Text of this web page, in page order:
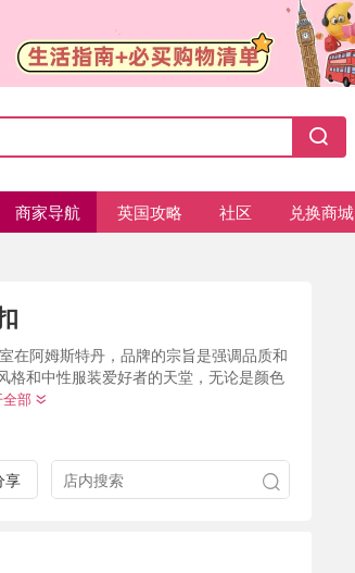
商家导航 英国攻略 社区 兑换商城
在阿姆斯特丹，品牌的宗旨是强调品质和
格和中性服装爱好者的天堂，无论是颜色
全部
享